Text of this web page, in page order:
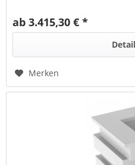
ab 3.415,30 € *
Merken